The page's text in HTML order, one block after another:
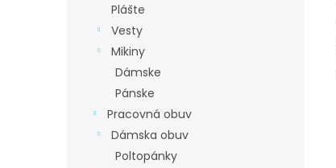
Plášte
Vesty
Mikiny
Dámske
Pánske
Pracovná obuv
Dámska obuv
Poltopánky